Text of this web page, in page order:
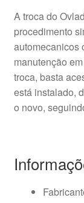
A troca do
procedimento
automecanicos
manutenção
troca, basta
está instalado,
o novo,